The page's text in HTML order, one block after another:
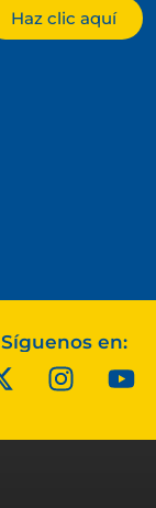
Haz clic aquí
Síguenos en: